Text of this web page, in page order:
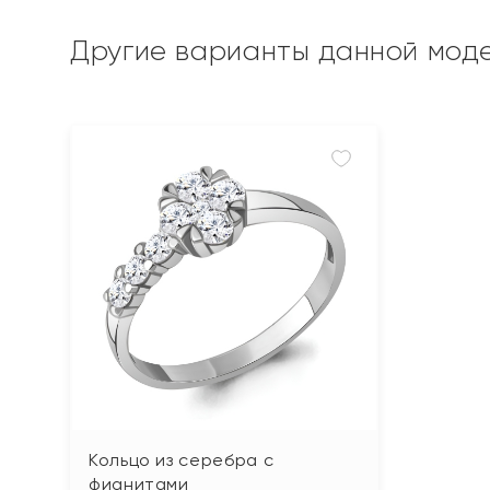
Другие варианты данной
Кольцо из серебра с
фианитами